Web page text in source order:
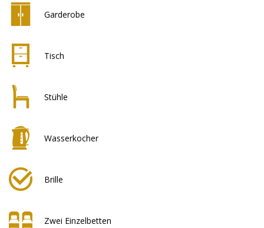
Garderobe
Tisch
Stühle
Wasserkocher
Brille
Zwei Einzelbetten